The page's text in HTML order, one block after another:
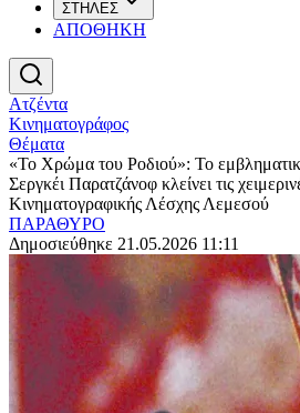
ΣΤΗΛΕΣ
ΑΠΟΘΗΚΗ
Ατζέντα
Κινηματογράφος
Θέματα
«Το Χρώμα του Ροδιού»: Το
Σεργκέι Παρατζάνοφ κλείνει τις
Κινηματογραφικής Λέσχης Λεμεσού
ΠΑΡΑΘΥΡΟ
Δημοσιεύθηκε 21.05.2026 11:11